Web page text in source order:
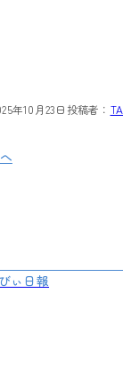
年10月23日 投稿者： TA
ぃ日報